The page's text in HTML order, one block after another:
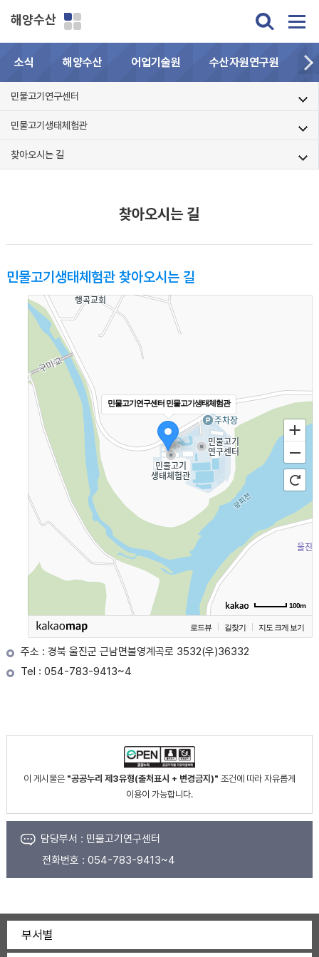
해양수산
소식 해양수산 어업기술원 수산자원연구원
민물고기연구센터
민물고기생태체험관
찾아오시는 길
찾아오시는 길
민물고기생태체험관 찾아오시는 길
민물고기연구센터 민물고기생태체험관
100m
로드뷰 길찾기 지도 크게 보기
주소 : 경북 울진군 근남면불영계곡로 3532(우)36332
Tel : 054-783-9413~4
이 게시물은 "공공누리 제3유형(출처표시 + 변경금지)" 조건에 따라 자유롭게
이용이 가능합니다.
담당부서 : 민물고기연구센터
전화번호 : 054-783-9413~4
부서별